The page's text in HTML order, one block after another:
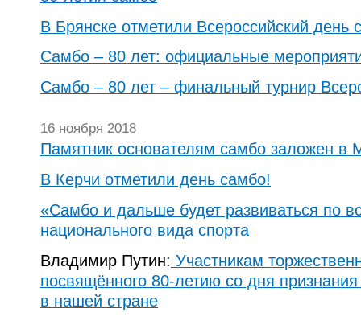
В Брянске отметили Всероссийский день
Самбо – 80 лет: официальные
Самбо – 80 лет – финальный турнир
16 ноября 2018
Памятник основателям самбо заложен в
В Керчи отметили день самбо!
«Самбо и дальше будет развиваться по
национального вида спорта
Владимир Путин: Участникам
посвящённого 80-летию со дня
в нашей стране